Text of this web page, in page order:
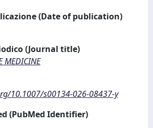
(Date of publication)
(Journal title)
MEDICINE
10.1007/s00134-026-08437-y
(PubMed Identifier)